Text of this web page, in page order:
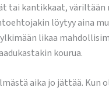
tai kantikkaat,
löytyy aina
likaa
kourua.
aika jo jättää. Kun